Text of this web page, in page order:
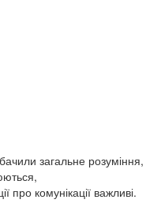
загальне розуміння,
про комунікації важливі.